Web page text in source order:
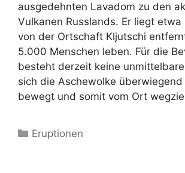
ausgedehnten Lavadom zu den
Vulkanen Russlands. Er liegt
von der Ortschaft Kljutschi
5.000 Menschen leben. Für die
besteht derzeit keine
sich die Aschewolke überwiegend
bewegt und somit vom Ort
Kategorien
Eruptionen